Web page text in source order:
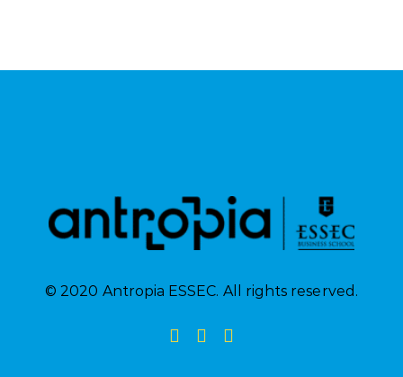
© 2020 Antropia ESSEC. All rights reserved.